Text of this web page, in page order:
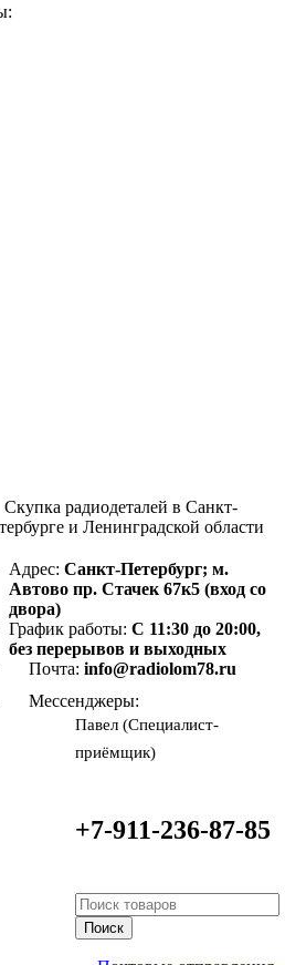
Скупка радиодеталей в Санкт-
и Ленинградской области
Адрес: Санкт-Петербург; м.
Автово пр. Стачек 67к5 (вход со
двора)
График работы: С 11:30 до 20:00,
без перерывов и выходных
Почта: info@radiolom78.ru
Мессенджеры:
Павел (Специалист-
приёмщик)
+7-911-236-87-85
Поиск